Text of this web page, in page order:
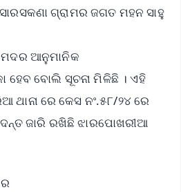
ଗ୍ରାମର ଜଗତ ମହନ ସାହୁ
ମଦର ଆନୁମାନିକ
ବୋଲି ସୂଚନା ମିଳିଛି । ଏହି
ରେ କେସ ନଂ.୫୮/୨୪ ରେ
ଜାରି ରଖିଛି ଝାରପୋଖରୀଆ